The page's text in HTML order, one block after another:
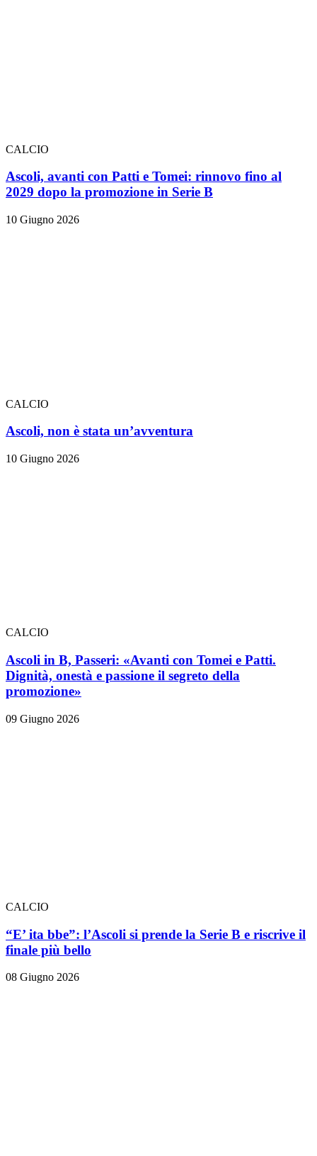
CALCIO
Ascoli, avanti con Patti e Tomei: rinnovo fino al
2029 dopo la promozione in Serie B
10 Giugno 2026
CALCIO
Ascoli, non è stata un’avventura
10 Giugno 2026
CALCIO
Ascoli in B, Passeri: «Avanti con Tomei e Patti.
Dignità, onestà e passione il segreto della
promozione»
09 Giugno 2026
CALCIO
“E’ ita bbe”: l’Ascoli si prende la Serie B e riscrive il
finale più bello
08 Giugno 2026